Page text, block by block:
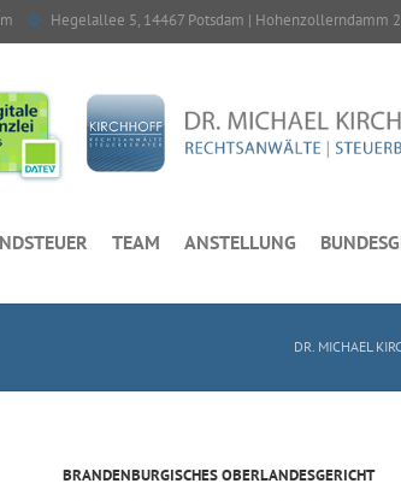
Hegelallee 5, 14467 Potsdam | Hohenzollerndamm
TEAM ANSTELLUNG
DR. MICHAEL
BRANDENBURGISCHES OBERLANDESGERICHT